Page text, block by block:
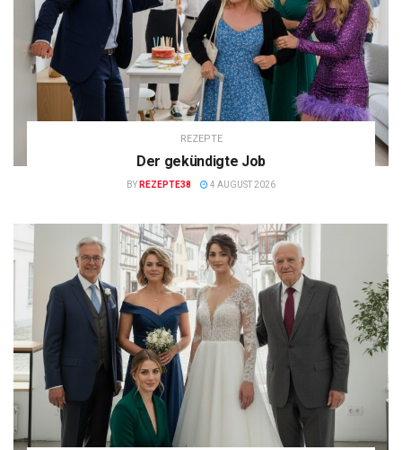
REZEPTE
Der gekündigte Job
BY REZEPTE38 4 AUGUST 2026